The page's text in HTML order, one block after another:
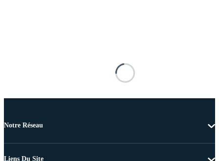
Notre Réseau
Liens Du Site